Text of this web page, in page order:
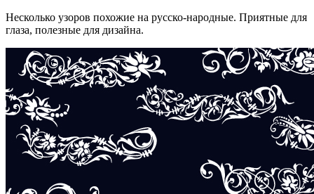
Несколько узоров похожие на русско-народные. Приятные для
глаза, полезные для дизайна.